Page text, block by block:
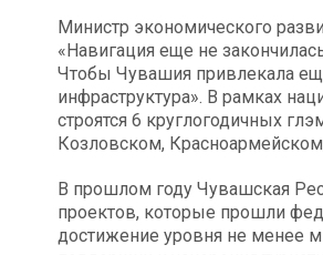
Министр экономического
«Навигация еще не
Чтобы Чувашия привлекала
инфраструктура». В рамках
строятся 6 круглогодичных
Козловском,
В прошлом году Чувашская
проектов, которые прошли
достижение уровня не менее